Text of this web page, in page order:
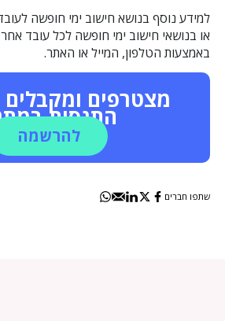
למידע נוסף בנושא חישוב ימי חופשה
או בנושאי חישוב ימי חופשה לכל עובד
באמצעות הטלפון, המייל או האתר.
מצטרפים ומקבלים
התנסות
להרשמה
שתפו חברים